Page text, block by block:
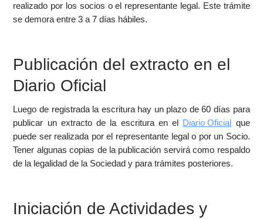
realizado por los socios o el representante legal. Este trámite
se demora entre 3 a 7 días hábiles.
Publicación del extracto en el
Diario Oficial
Luego de registrada la escritura hay un plazo de 60 días para
publicar un extracto de la escritura en el Diario Oficial que
puede ser realizada por el representante legal o por un Socio.
Tener algunas copias de la publicación servirá como respaldo
de la legalidad de la Sociedad y para trámites posteriores.
Iniciación de Actividades y